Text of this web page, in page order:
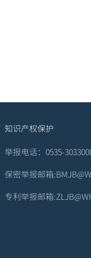
知识产权保护
举报电话：0535-
保密举报邮箱
专利举报邮箱